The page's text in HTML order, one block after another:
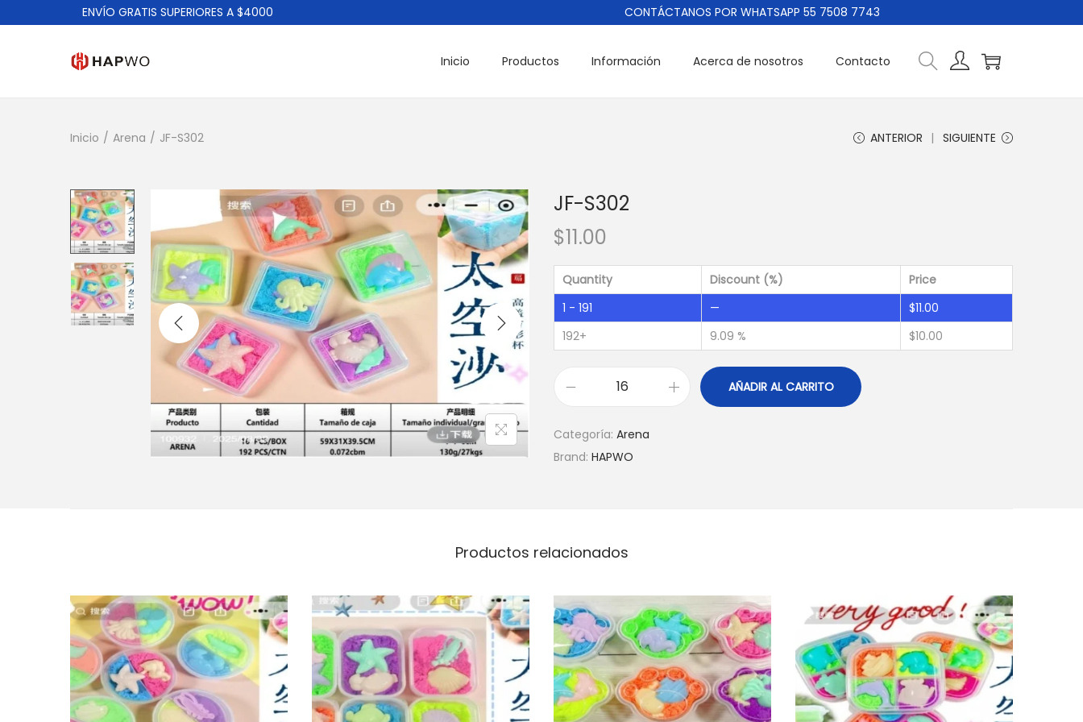
ENVÍO GRATIS SUPERIORES A $4000 CONTÁCTANOS POR WHATSAPP 55 7508 7743
Inicio Productos Información Acerca de nosotros Contacto
Inicio / Arena / JF-S302 ANTERIOR SIGUIENTE
JF-S302
$11.00
Quantity Discount (%)
Price
1 - 191
— $11.00
192+
9.09 % $10.00
AÑADIR AL CARRITO
Categoría: Arena
Brand: HAPWO
Productos relacionados